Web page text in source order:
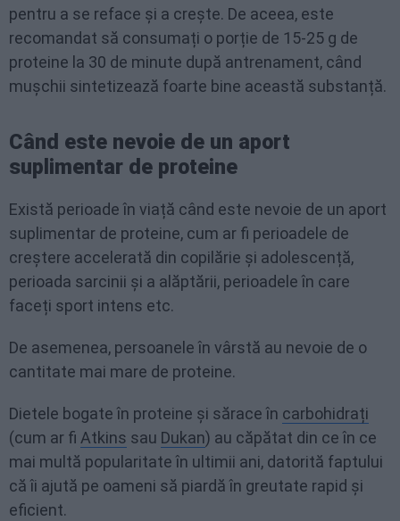
pentru a se reface și a crește. De aceea, este
recomandat să consumați o porție de 15-25 g de
proteine la 30 de minute după antrenament, când
mușchii sintetizează foarte bine această substanță.
Când este nevoie de un aport
suplimentar de proteine
Există perioade în viață când este nevoie de un aport
suplimentar de proteine, cum ar fi perioadele de
creștere accelerată din copilărie și adolescență,
perioada sarcinii și a alăptării, perioadele în care
faceți sport intens etc.
De asemenea, persoanele în vârstă au nevoie de o
cantitate mai mare de proteine.
Dietele bogate în proteine și sărace în carbohidrați
(cum ar fi Atkins sau Dukan) au căpătat din ce în ce
mai multă popularitate în ultimii ani, datorită faptului
că îi ajută pe oameni să piardă în greutate rapid și
eficient.